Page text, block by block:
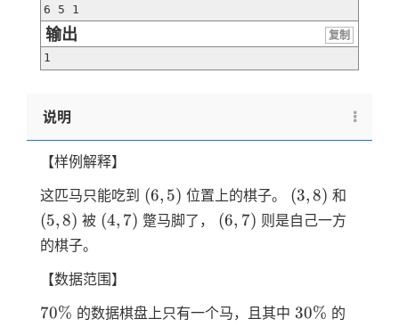
6 5 1
输出
复制
1
说明
【样例解释】
这匹马只能吃到 (6,5)
(6, 5) 位置上的棋子。 (3,8)
(3, 8) 和
(5,8) 被 (4,7)
(4, 7) 蹩马脚了， (6,7)
(6, 7) 则是自己一方
的棋子。
【数据范围】
70\%
70% 的数据棋盘上只有一个马，且其中 30\%
30% 的